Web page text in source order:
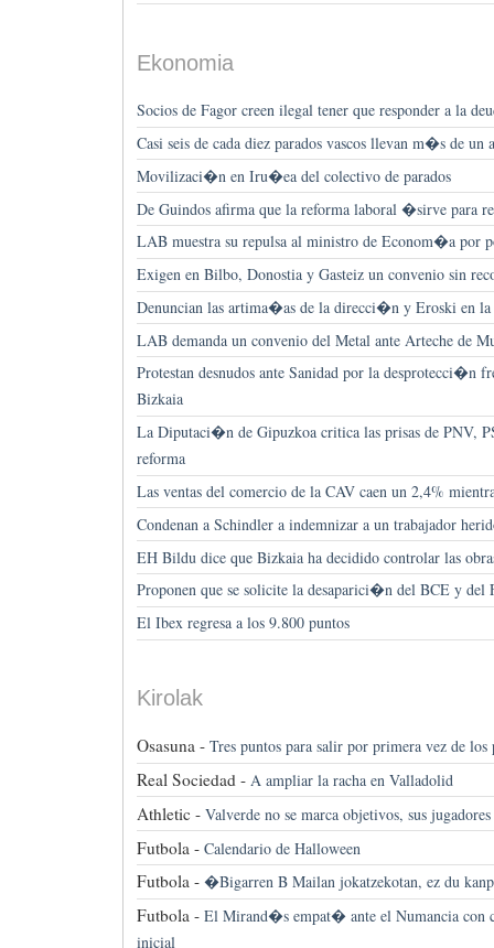
Ekonomia
Socios de Fagor creen ilegal tener que responder a la
Casi seis de cada diez parados vascos llevan m�s de un
Movilizaci�n en Iru�ea del colectivo de parados
De Guindos afirma que la reforma laboral �sirve para
LAB muestra su repulsa al ministro de Econom�a por
Exigen en Bilbo, Donostia y Gasteiz un convenio sin
Denuncian las artima�as de la direcci�n y Eroski en la
LAB demanda un convenio del Metal ante Arteche de
Protestan desnudos ante Sanidad por la desprotecci�n
Bizkaia
La Diputaci�n de Gipuzkoa critica las prisas de PNV,
reforma
Las ventas del comercio de la CAV caen un 2,4%
Condenan a Schindler a indemnizar a un trabajador
EH Bildu dice que Bizkaia ha decidido controlar las
Proponen que se solicite la desaparici�n del BCE y del
El Ibex regresa a los 9.800 puntos
Kirolak
Osasuna - Tres puntos para salir por primera vez de los
Real Sociedad - A ampliar la racha en Valladolid
Athletic - Valverde no se marca objetivos, sus
Futbola - Calendario de Halloween
Futbola - �Bigarren B Mailan jokatzekotan, ez du
Futbola - El Mirand�s empat� ante el Numancia con
inicial